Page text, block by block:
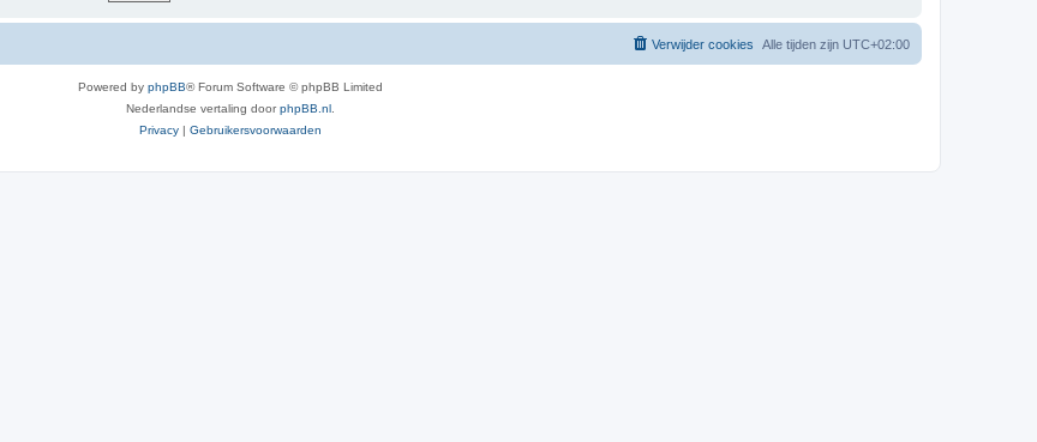
Alle tijden zijn UTC+02:00
Verwijder cookies
Powered by phpBB® Forum Software © phpBB Limited
Nederlandse vertaling doorphpBB.nl
Privacy | Gebruikersvoorwaarden